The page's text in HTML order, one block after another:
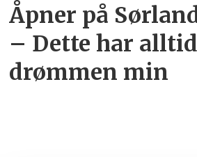
Åpner på
– Dette har
drømmen min